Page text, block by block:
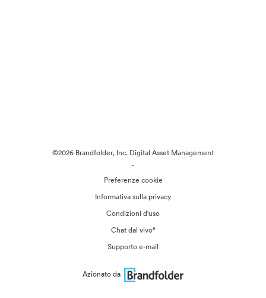
©2026 Brandfolder, Inc. Digital Asset Management
·
Preferenze cookie
Informativa sulla privacy
Condizioni d'uso
Chat dal vivo“
Supporto e-mail
Azionato da